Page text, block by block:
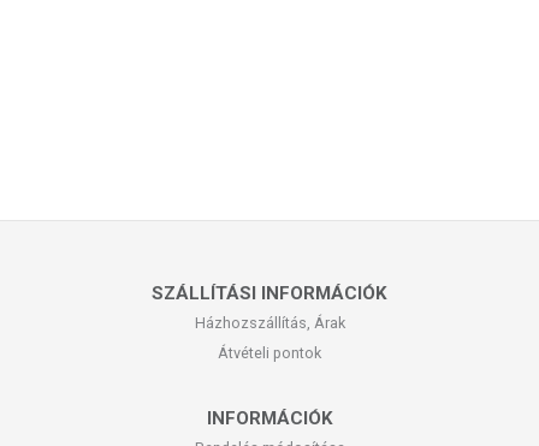
SZÁLLÍTÁSI INFORMÁCIÓK
Házhozszállítás, Árak
Átvételi pontok
INFORMÁCIÓK